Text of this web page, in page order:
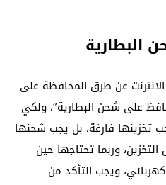
البطارية
عن طرق المحافظة على
على شحن البطارية”، ولكي
تخزينها فارغة، بل يجب شحنها
قبل التخزين، وربما تحتاجها حين
ويجب التأكد من